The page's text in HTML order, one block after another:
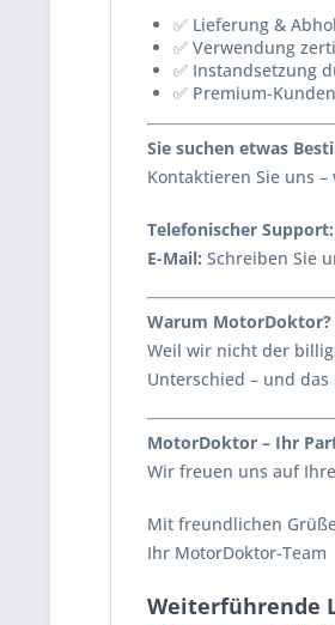
✅ Lieferung &
✅ Verwendung
✅ Instandsetzung
✅ Premium-
Sie suchen etwas
Kontaktieren Sie uns
Telefonischer Support:
E-Mail: Schreiben Sie
Warum MotorDoktor?
Weil wir nicht der
Unterschied – und
MotorDoktor – Ihr
Wir freuen uns auf
Mit freundlichen
Ihr MotorDoktor-Team
Weiterführende